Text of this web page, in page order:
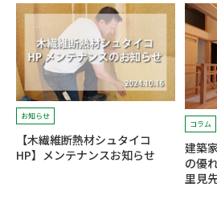
お知らせ
【木繊維断熱材シュタイコ
HP】メンテナンスお知らせ
コラム
建築
の優
里見